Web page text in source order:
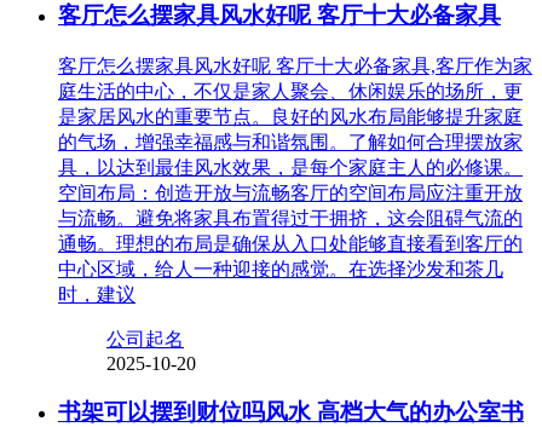
客厅怎么摆家具风水好呢 客厅十大必备家具
客厅怎么摆家具风水好呢 客厅十大必备家具,客厅作为家
庭生活的中心，不仅是家人聚会、休闲娱乐的场所，更
是家居风水的重要节点。良好的风水布局能够提升家庭
的气场，增强幸福感与和谐氛围。了解如何合理摆放家
具，以达到最佳风水效果，是每个家庭主人的必修课。
空间布局：创造开放与流畅客厅的空间布局应注重开放
与流畅。避免将家具布置得过于拥挤，这会阻碍气流的
通畅。理想的布局是确保从入口处能够直接看到客厅的
中心区域，给人一种迎接的感觉。在选择沙发和茶几
时，建议
公司起名
2025-10-20
书架可以摆到财位吗风水 高档大气的办公室书